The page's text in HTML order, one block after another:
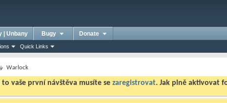
Quick Links
| Unbany Bugy Donate
Warlock
vaše první návštěva musíte se zaregistrovat. Jak plně aktivovat